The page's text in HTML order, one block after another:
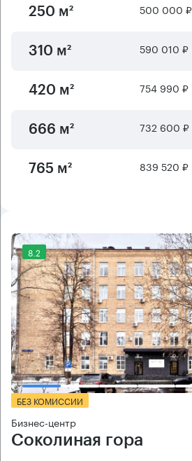
250 м² 500 000 ₽
310 м² 590 010 ₽
420 м² 754 990 ₽
666 м² 732 600 ₽
765 м² 839 520 ₽
8.2
БЕЗ КОМИССИИ
Бизнес-центр
Соколиная гора